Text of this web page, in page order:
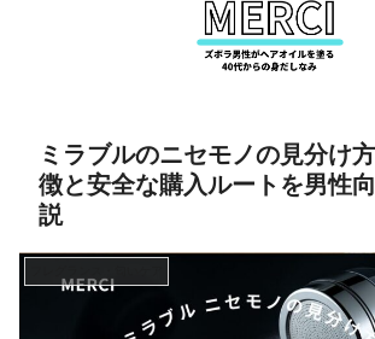
ミラブルのニセモノの見分け
徴と安全な購入ルートを男性
説